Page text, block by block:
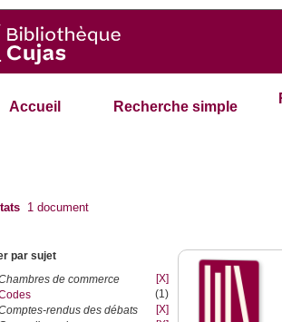
Accueil Recherche simple
1 document
par sujet
de commerce
[X]
(1)
rendus des débats
[X]